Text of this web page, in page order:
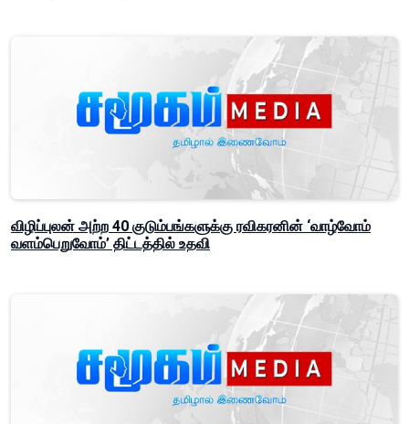
விழிப்புலன் அற்ற 40 குடும்பங்களுக்கு ரவிகரனின் ‘வாழ்வோம்
வளம்பெறுவோம்’ திட்டத்தில் உதவி